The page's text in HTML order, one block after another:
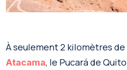
À seulement 2 kilomètres de
Atacama, le Pucará de